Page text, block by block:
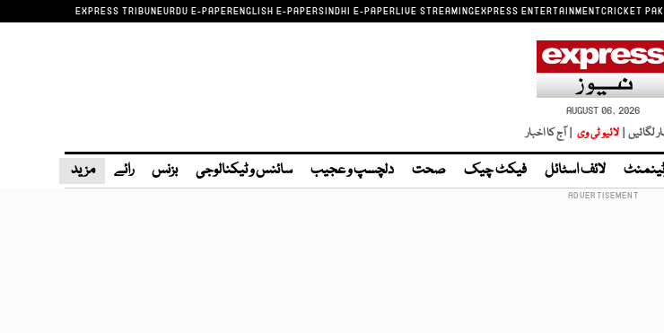
EXPRESS TRIBUNEURDU E-PAPERENGLISH E-PAPERSINDHI E-PAPERLIVE STREAMINGEXPRESS ENTERTAINMENTCRICKET
AUGUST 06, 2026
لگائیں | لائیو ٹی وی | آج کا اخبار
لائف اسٹائل فیکٹ چیک صحت دلچسپ و عجیب سائنس و ٹیکنالوجی بزنس رائے مزید